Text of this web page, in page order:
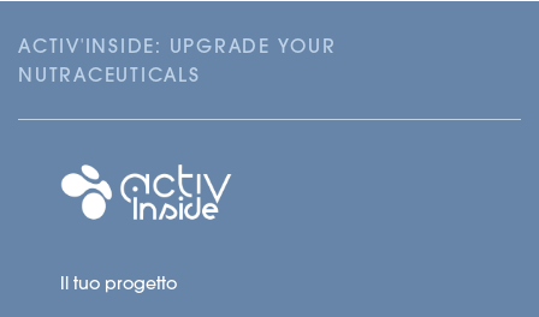
ACTIV'INSIDE: UPGRADE YOUR
NUTRACEUTICALS
Il tuo progetto